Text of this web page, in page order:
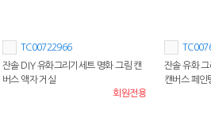
TC00722966
잔솔 DIY 유화그리기세트 명화 그림 캔
버스 액자 거실
회원전용
잔솔 유화
캔버스 페인